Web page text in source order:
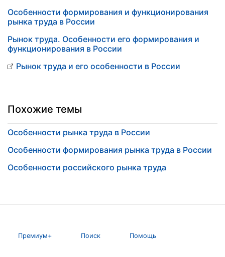
Особенности формирования и функционирования
рынка труда в России
Рынок труда. Особенности его формирования и
функционирования в России
Рынок труда и его особенности в России
Похожие темы
Особенности рынка труда в России
Особенности формирования рынка труда в России
Особенности российского рынка труда
Премиум+ Поиск Помощь